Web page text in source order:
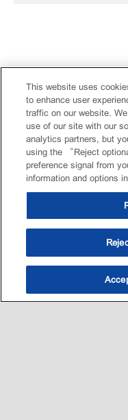
This website uses
to enhance user
traffic on our website.
use of our site with our
analytics partners, but
using the “Reject
preference signal from
information and options